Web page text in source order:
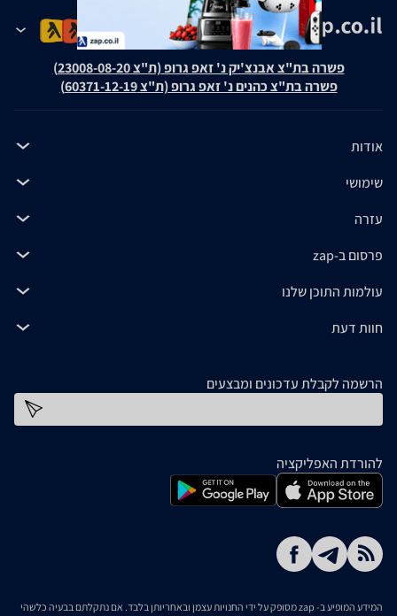
פשרה בת"צ אבנצ'יק נ' זאפ גרופ (ת"צ 23008-08-20)
פשרה בת"צ כהנים נ' זאפ גרופ (ת"צ 60371-12-19)
אודות
שימושי
עזרה
פרסום ב-zap
עולמות התוכן שלנו
חוות דעת
הרשמה לקבלת עדכונים ומבצעים
להורדת האפליקציה
המידע המופיע ב- zap מסופק על ידי החנויות עצמן ובאחריותן בלבד. אם נתקלתם בבעיה כלשהי